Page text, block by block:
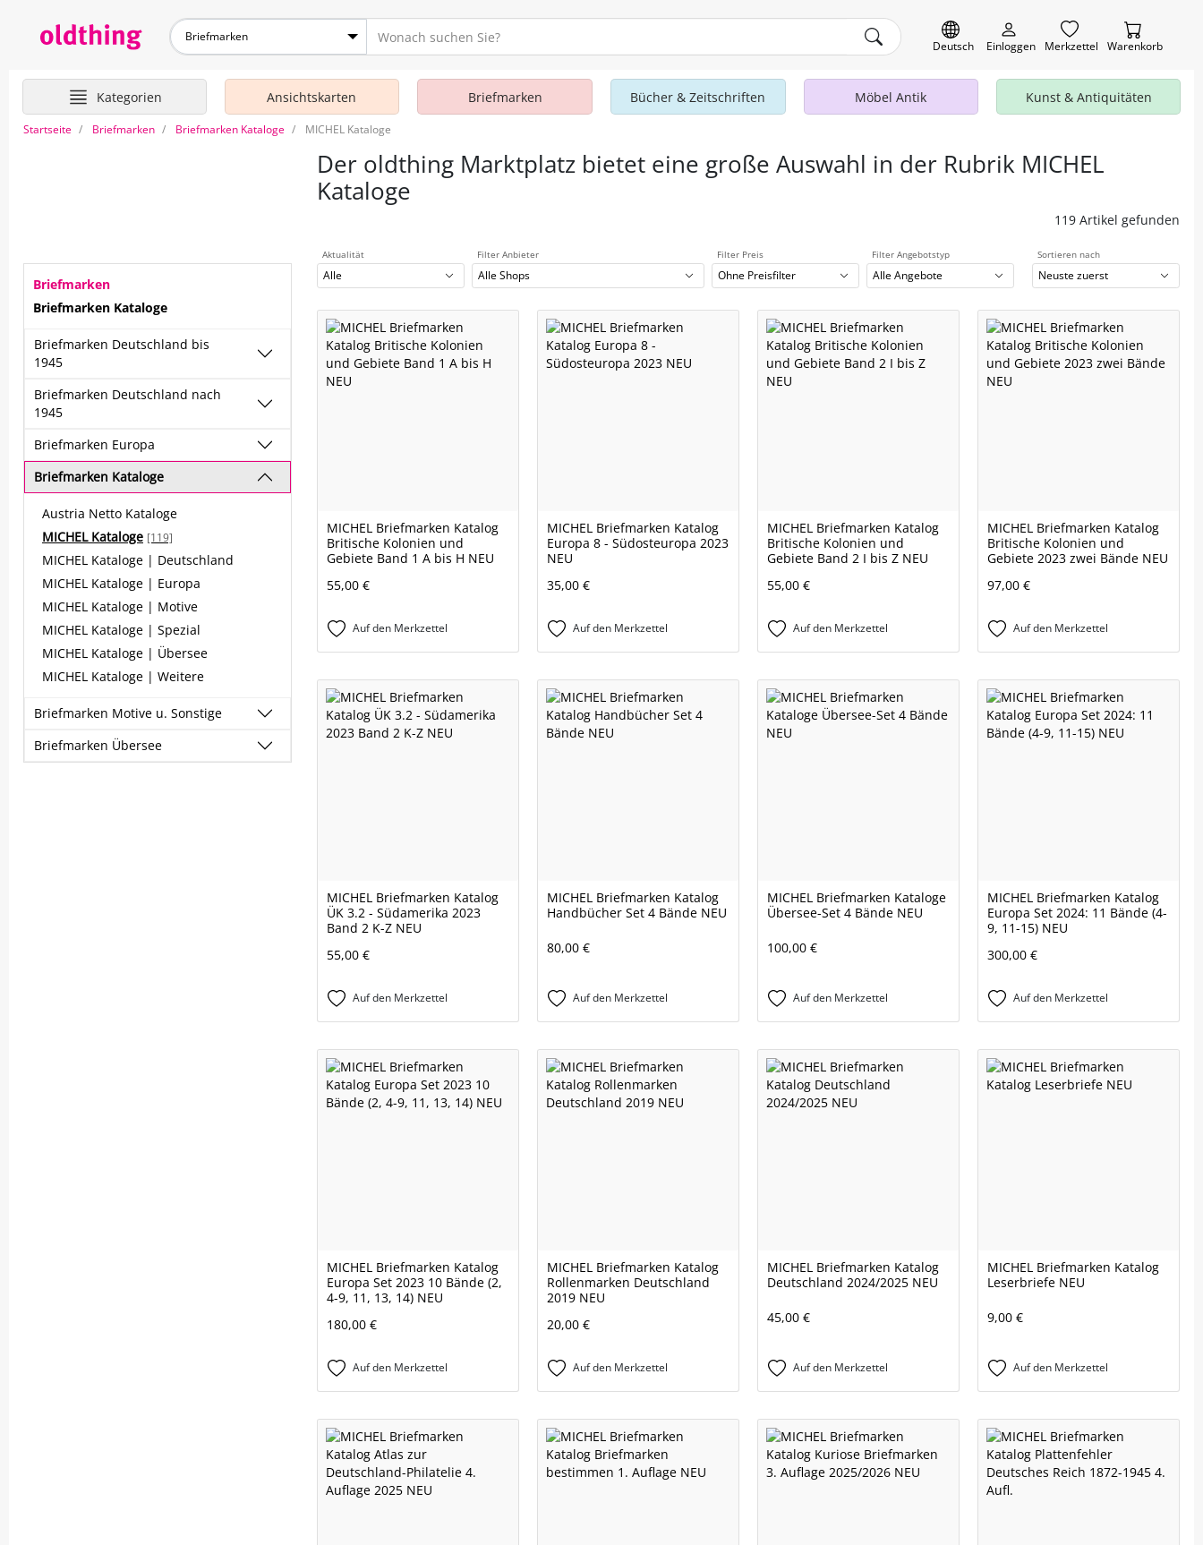
Briefmarken
Deutsch Einloggen Merkzettel Warenkorb
Kategorien Ansichtskarten Briefmarken Bücher & Zeitschriften Möbel Antik Kunst & Antiquitäten
Startseite Briefmarken Briefmarken Kataloge MICHEL Kataloge
Der oldthing Marktplatz bietet eine große Auswahl in der Rubrik MICHEL
Kataloge
119 Artikel gefunden
Briefmarken
Briefmarken Kataloge
Briefmarken Deutschland bis
1945
Briefmarken Deutschland nach
1945
Briefmarken Europa
Briefmarken Kataloge
Austria Netto Kataloge
MICHEL Kataloge [119]
MICHEL Kataloge | Deutschland
MICHEL Kataloge | Europa
MICHEL Kataloge | Motive
MICHEL Kataloge | Spezial
MICHEL Kataloge | Übersee
MICHEL Kataloge | Weitere
Briefmarken Motive u. Sonstige
Briefmarken Übersee
Aktualität
Alle
Filter Anbieter
Alle Shops
Filter Preis
Ohne Preisfilter
Filter Angebotstyp
Alle Angebote
Sortieren nach
Neuste zuerst
MICHEL Briefmarken Katalog
Britische Kolonien und
Gebiete Band 1 A bis H NEU
55,00 €
Auf den Merkzettel
MICHEL Briefmarken Katalog
Europa 8 - Südosteuropa 2023
NEU
35,00 €
Auf den Merkzettel
MICHEL Briefmarken Katalog
Britische Kolonien und
Gebiete Band 2 I bis Z NEU
55,00 €
Auf den Merkzettel
MICHEL Briefmarken Katalog
Britische Kolonien und
Gebiete 2023 zwei Bände NEU
97,00 €
Auf den Merkzettel
MICHEL Briefmarken Katalog
ÜK 3.2 - Südamerika 2023
Band 2 K-Z NEU
55,00 €
Auf den Merkzettel
MICHEL Briefmarken Katalog
Handbücher Set 4 Bände NEU
80,00 €
Auf den Merkzettel
MICHEL Briefmarken Kataloge
Übersee-Set 4 Bände NEU
100,00 €
Auf den Merkzettel
MICHEL Briefmarken Katalog
Europa Set 2024: 11 Bände (4-
9, 11-15) NEU
300,00 €
Auf den Merkzettel
MICHEL Briefmarken Katalog
Europa Set 2023 10 Bände (2,
4-9, 11, 13, 14) NEU
180,00 €
Auf den Merkzettel
MICHEL Briefmarken Katalog
Rollenmarken Deutschland
2019 NEU
20,00 €
Auf den Merkzettel
MICHEL Briefmarken Katalog
Deutschland 2024/2025 NEU
45,00 €
Auf den Merkzettel
MICHEL Briefmarken Katalog
Leserbriefe NEU
9,00 €
Auf den Merkzettel